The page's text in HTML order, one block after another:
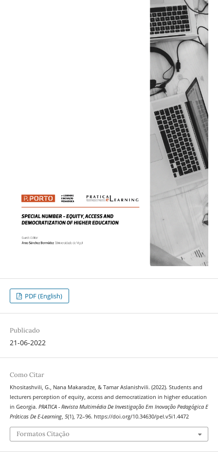
PDF (English)
Publicado
21-06-2022
Como Citar
Khositashvili, G., Nana Makaradze, & Tamar Aslanishvili. (2022). Students and
lecturers perception of equity, access and democratization in higher education
in Georgia. PRATICA - Revista Multimédia De Investigação Em Inovação Pedagógica E
Práticas De E-Learning, 5(1), 72–96. https://doi.org/10.34630/pel.v5i1.4472
Formatos Citação